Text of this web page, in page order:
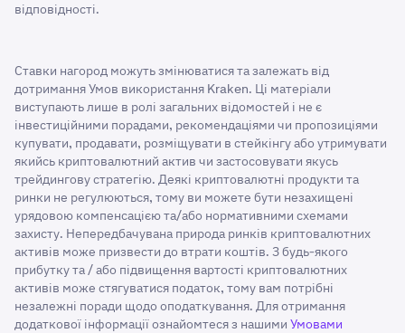
відповідності.
Ставки нагород можуть змінюватися та залежать від
дотримання Умов використання Kraken. Ці матеріали
виступають лише в ролі загальних відомостей і не є
інвестиційними порадами, рекомендаціями чи пропозиціями
купувати, продавати, розміщувати в стейкінгу або утримувати
якийсь криптовалютний актив чи застосовувати якусь
трейдингову стратегію. Деякі криптовалютні продукти та
ринки не регулюються, тому ви можете бути незахищені
урядовою компенсацією та/або нормативними схемами
захисту. Непередбачувана природа ринків криптовалютних
активів може призвести до втрати коштів. З будь-якого
прибутку та / або підвищення вартості криптовалютних
активів може стягуватися податок, тому вам потрібні
незалежні поради щодо оподаткування. Для отримання
додаткової інформації ознайомтеся з нашими Умовами